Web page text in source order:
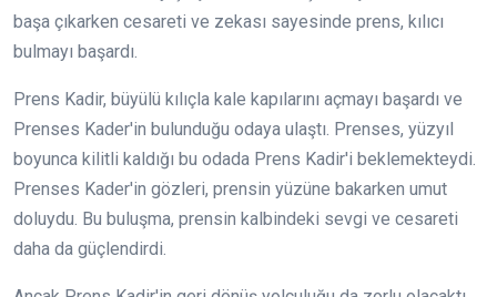
başa çıkarken cesareti ve zekası sayesinde prens, kılıcı
bulmayı başardı.
Prens Kadir, büyülü kılıçla kale kapılarını açmayı başardı ve
Prenses Kader'in bulunduğu odaya ulaştı. Prenses, yüzyıl
boyunca kilitli kaldığı bu odada Prens Kadir'i beklemekteydi.
Prenses Kader'in gözleri, prensin yüzüne bakarken umut
doluydu. Bu buluşma, prensin kalbindeki sevgi ve cesareti
daha da güçlendirdi.